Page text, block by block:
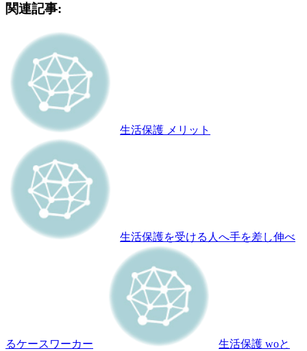
関連記事:
生活保護 メリット
生活保護を受ける人へ手を差し伸べ
るケースワーカー 生活保護 woと